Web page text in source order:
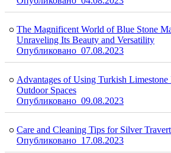
The Magnificent World of Blue Stone
Unraveling Its Beauty and Versatility
Опубликовано 07.08.2023
Advantages of Using Turkish Limestone
Outdoor Spaces
Опубликовано 09.08.2023
Care and Cleaning Tips for Silver
Опубликовано 17.08.2023